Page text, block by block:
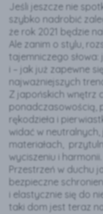
Jeśli jeszcze nie
szybko nadrobić
że rok 2021 będzie
Ale zanim o stylu,
tajemniczego
i – jak już zapewne
najważniejszych
Z japońskich wnętrz
ponadczasowością,
rękodzieła i
widać w
materiałach,
wyciszeniu i harmonii.
Przestrzeń w duchu
bezpieczne
i elastycznie się do
taki dom jest teraz